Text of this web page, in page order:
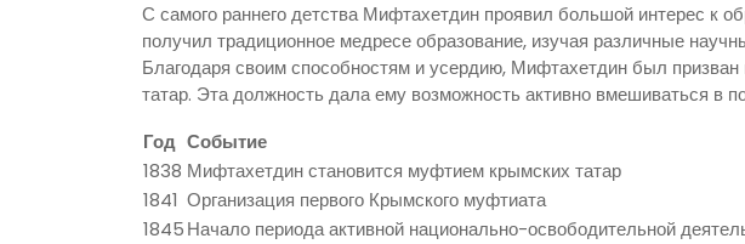
С самого раннего детства Мифтахетдин проявил большой интерес к
получил традиционное медресе образование, изучая различные
Благодаря своим способностям и усердию, Мифтахетдин был
татар. Эта должность дала ему возможность активно вмешиваться в
Год Событие
1838 Мифтахетдин становится муфтием крымских татар
1841 Организация первого Крымского муфтиата
1845Начало периода активной национально-освободительной